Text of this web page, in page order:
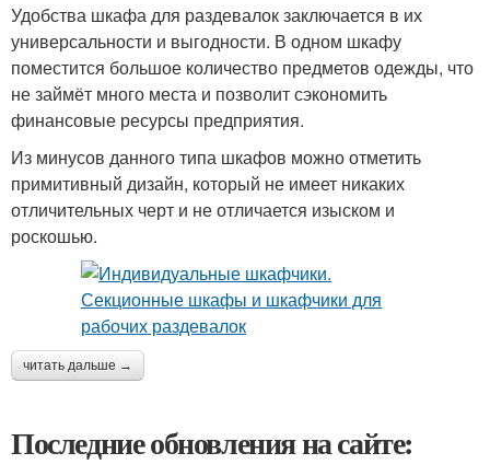
Удобства шкафа для раздевалок заключается в их
универсальности и выгодности. В одном шкафу
поместится большое количество предметов одежды, что
не займёт много места и позволит сэкономить
финансовые ресурсы предприятия.
Из минусов данного типа шкафов можно отметить
примитивный дизайн, который не имеет никаких
отличительных черт и не отличается изыском и
роскошью.
читать дальше →
Последние обновления на сайте: